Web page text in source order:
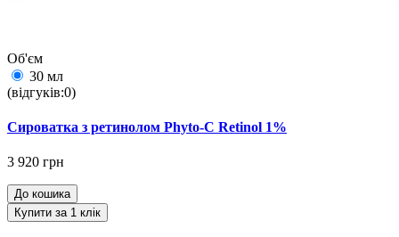
Об'єм
30 мл
(відгуків:0)
Сироватка з ретинолом Phyto-C Retinol 1%
3 920 грн
До кошика
Купити за 1 клiк